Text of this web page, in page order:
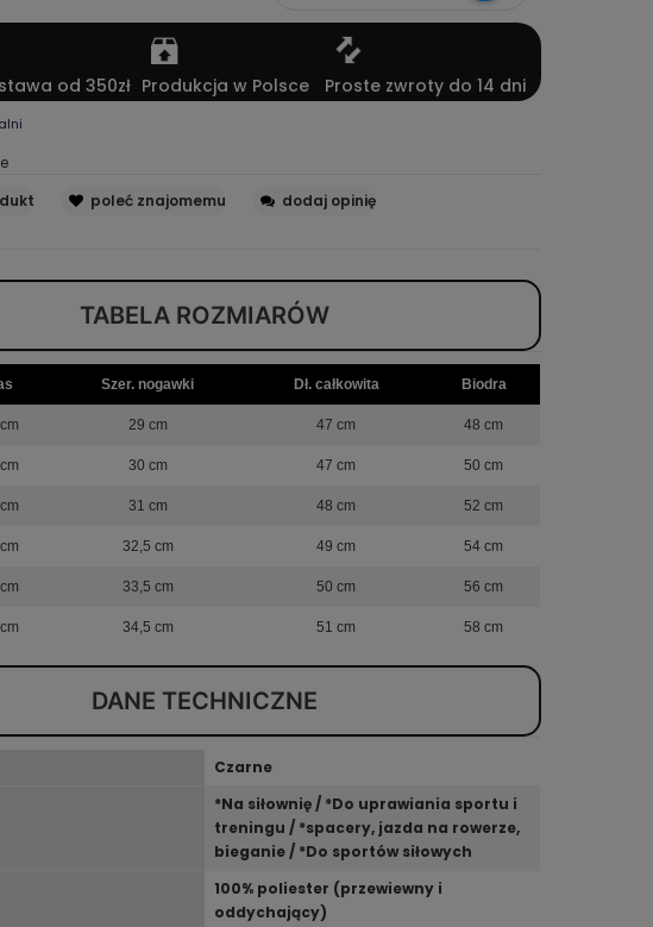
od 350zł Produkcja w Polsce Proste zwroty do 14 dni
poleć znajomemu dodaj opinię
TABELA ROZMIARÓW
Szer. nogawki Dł. całkowita Biodra
29 cm 47 cm 48 cm
30 cm 47 cm 50 cm
31 cm 48 cm 52 cm
32,5 cm 49 cm 54 cm
33,5 cm 50 cm 56 cm
34,5 cm 51 cm 58 cm
DANE TECHNICZNE
Czarne
*Na siłownię / *Do uprawiania sportu i
treningu / *spacery, jazda na rowerze,
bieganie / *Do sportów siłowych
100% poliester (przewiewny i
oddychający)